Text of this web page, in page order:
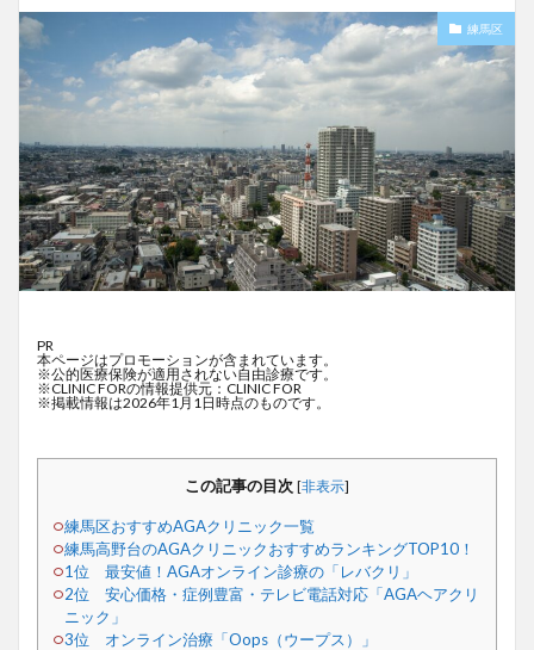
練馬区
PR
本ページはプロモーションが含まれています。
※公的医療保険が適用されない自由診療です。
※CLINIC FORの情報提供元：CLINIC FOR
※掲載情報は2026年1月1日時点のものです。
この記事の目次 [非表示]
練馬区おすすめAGAクリニック一覧
練馬高野台のAGAクリニックおすすめランキングTOP10！
1位 最安値！AGAオンライン診療の「レバクリ」
2位 安心価格・症例豊富・テレビ電話対応「AGAヘアクリ
ニック」
3位 オンライン治療「Oops（ウープス）」